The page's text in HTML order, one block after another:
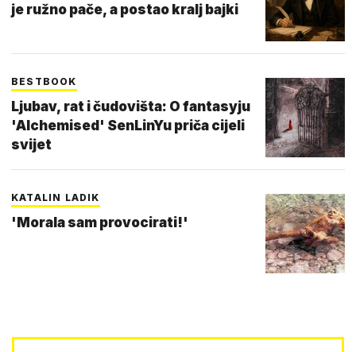
je ružno pače, a postao kralj bajki
BESTBOOK
Ljubav, rat i čudovišta: O fantasyju
'Alchemised' SenLinYu priča cijeli
svijet
KATALIN LADIK
'Morala sam provocirati!'